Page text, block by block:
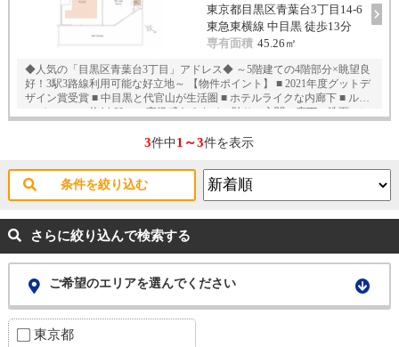
東京都目黒区青葉台3丁目14-6
東急東横線 中目黒 徒歩13分
専有面積 45.26㎡
◆人気の「目黒区青葉台3丁目」アドレス◆ ～5階建ての4階部分×眺望良
好！3駅3路線利用可能な好立地～ 【物件ポイント】 ■ 2021年度グットデ
ザイン賞受賞 ■ 中目黒と代官山が生活圏 ■ ホテルライクな内廊下 ■ ルー
フバルコニー約14.60㎡ ■ 高級感あるタイル貼り（玄関・廊下・洗面・レ
クセス可能 ■ 独立配置の主寝室、床暖房付き（LD） ■ 食器洗い乾燥機、
3件中 1～3件を表示
条件を絞り込む
さらに絞り込んで検索する
ご希望のエリアを選んでください
東京都